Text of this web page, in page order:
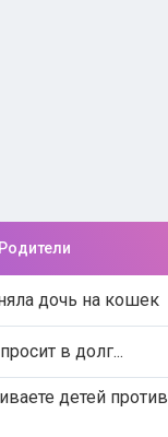
дочь на кошек
в долг...
детей против